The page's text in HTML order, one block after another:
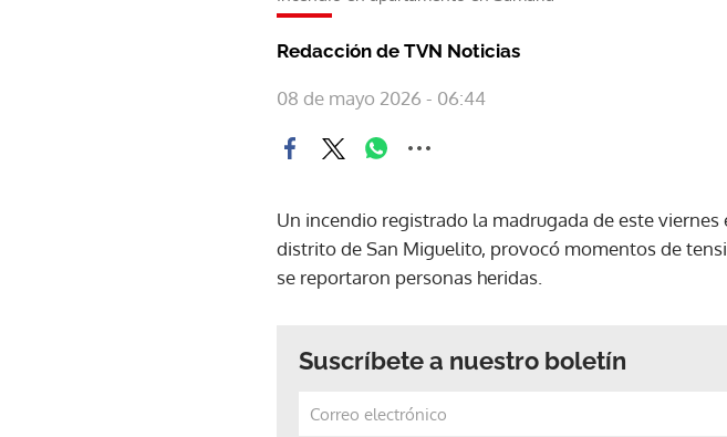
Redacción de TVN Noticias
08 de mayo 2026 - 06:44
Un incendio registrado la madrugada de este
distrito de San Miguelito, provocó momentos de
se reportaron personas heridas.
Suscríbete a nuestro boletín